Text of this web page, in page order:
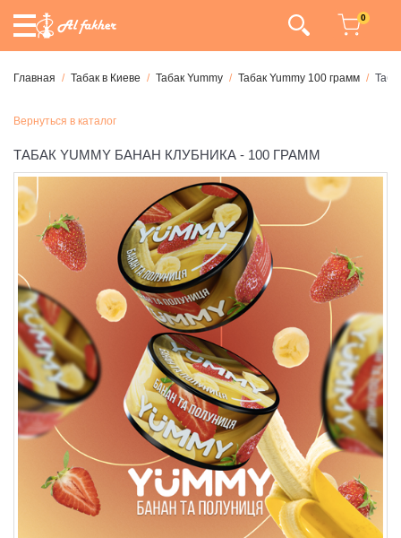
0
Главная Табак в Киеве Табак Yummy Табак Yummy 100 грамм
Вернуться в каталог
ТАБАК YUMMY БАНАН КЛУБНИКА - 100 ГРАММ